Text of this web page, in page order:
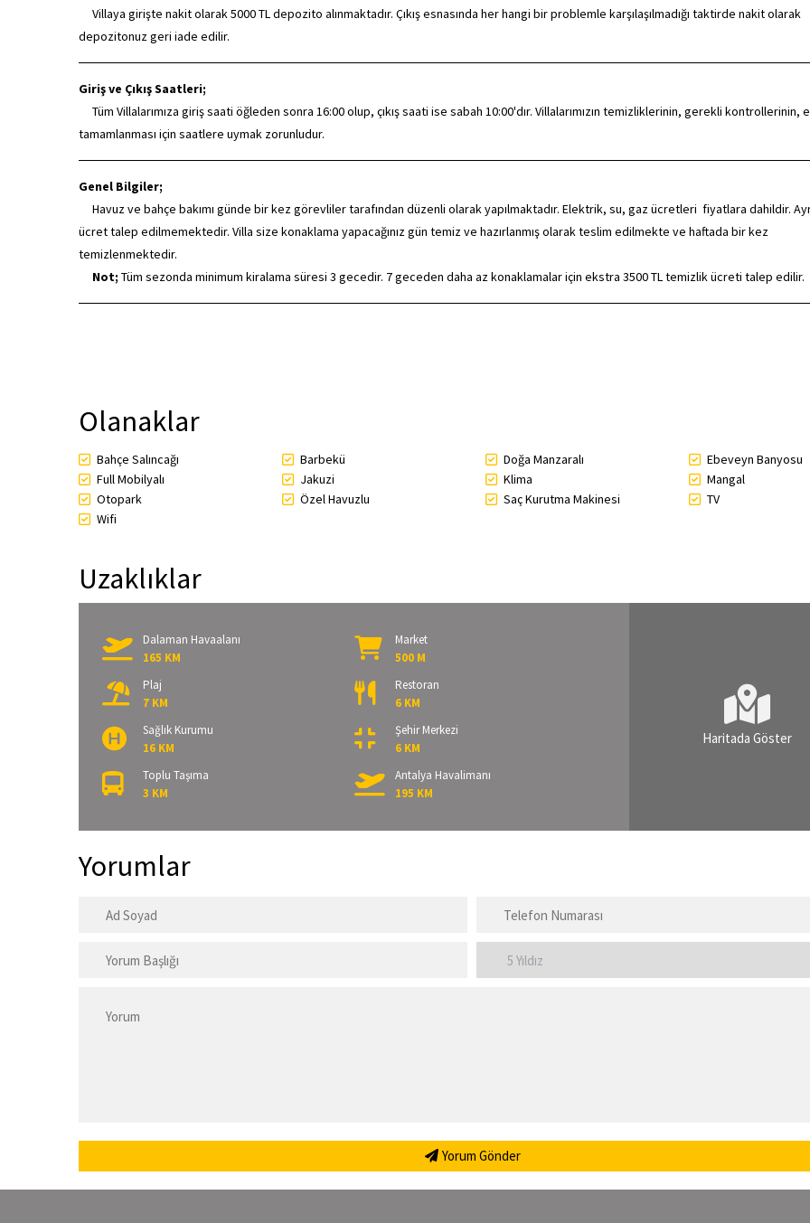
Villaya girişte nakit olarak 5000 TL depozito alınmaktadır. Çıkış esnasında her hangi bir problemle karşılaşılmadığı taktirde nakit olarak
depozitonuz geri iade edilir.
Giriş ve Çıkış Saatleri;
Tüm Villalarımıza giriş saati öğleden sonra 16:00 olup, çıkış saati ise sabah 10:00'dır. Villalarımızın temizliklerinin, gerekli kontrollerinin,
tamamlanması için saatlere uymak zorunludur.
Genel Bilgiler;
Havuz ve bahçe bakımı günde bir kez görevliler tarafından düzenli olarak yapılmaktadır. Elektrik, su, gaz ücretleri fiyatlara dahildir.
ücret talep edilmemektedir. Villa size konaklama yapacağınız gün temiz ve hazırlanmış olarak teslim edilmekte ve haftada bir kez
temizlenmektedir.
Not; Tüm sezonda minimum kiralama süresi 3 gecedir. 7 geceden daha az konaklamalar için ekstra 3500 TL temizlik ücreti talep edilir.
Olanaklar
Bahçe Salıncağı Barbekü Doğa Manzaralı
Ebeveyn Banyosu
Full Mobilyalı
Jakuzi Klima
Mangal
Otopark
Özel Havuzlu Saç Kurutma Makinesi
TV
Wifi
Uzaklıklar
Dalaman Havaalanı
165 KM
Market
500 M
Plaj
7 KM
Restoran
6 KM
Sağlık Kurumu
16 KM
Şehir Merkezi
6 KM
Toplu Taşıma
3 KM
Antalya Havalimanı
195 KM
Haritada Göster
Yorumlar
Yorum Gönder